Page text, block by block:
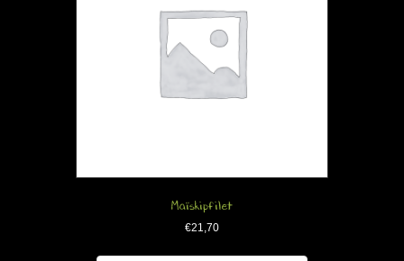
Maïskipfilet
€21,70